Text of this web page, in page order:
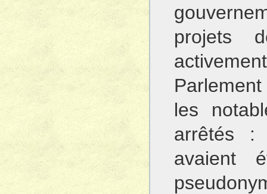
projets
les
arrêtés :
avaient